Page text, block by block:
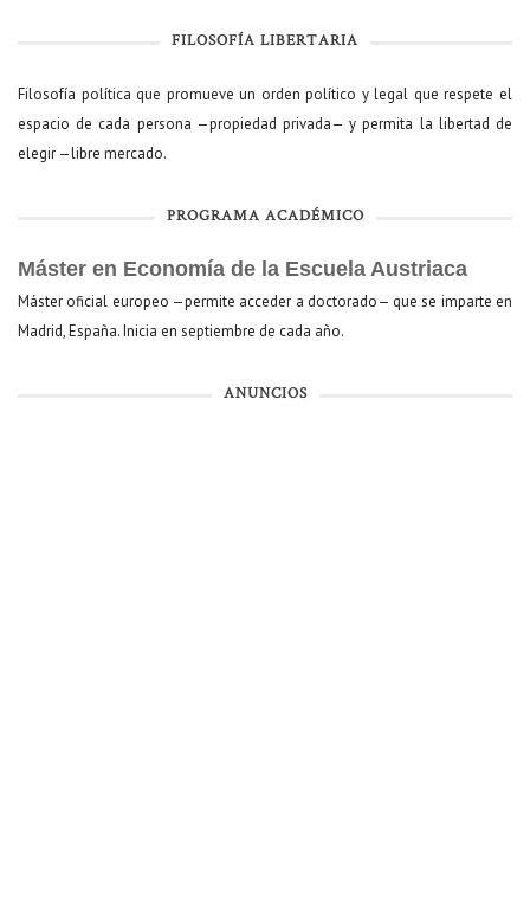
FILOSOFÍA LIBERTARIA
Filosofía política que promueve un orden político y legal que respete el
espacio de cada persona —propiedad privada— y permita la libertad de
elegir —libre mercado.
PROGRAMA ACADÉMICO
Máster en Economía de la Escuela Austriaca
Máster oficial europeo —permite acceder a doctorado— que se imparte en
Madrid, España. Inicia en septiembre de cada año.
ANUNCIOS